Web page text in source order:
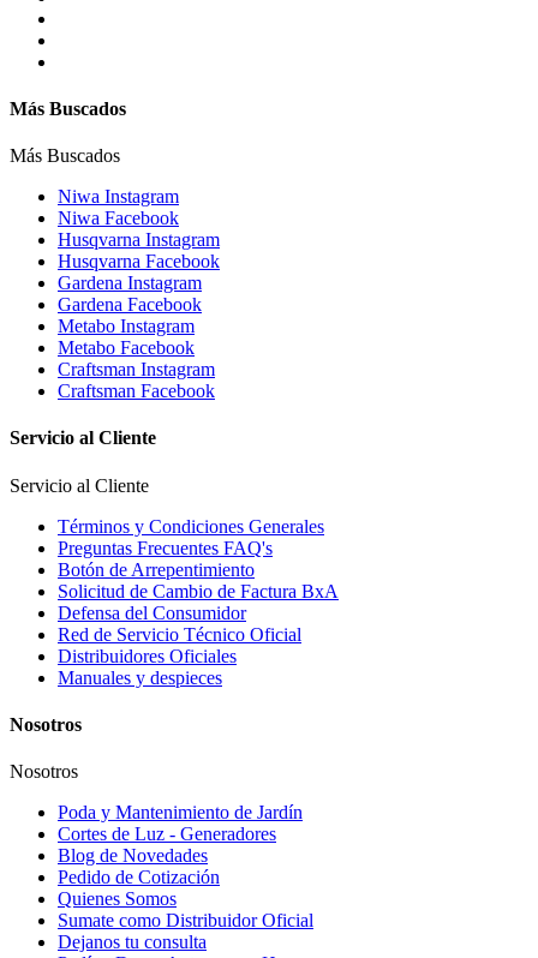
Más Buscados
Más Buscados
Niwa Instagram
Niwa Facebook
Husqvarna Instagram
Husqvarna Facebook
Gardena Instagram
Gardena Facebook
Metabo Instagram
Metabo Facebook
Craftsman Instagram
Craftsman Facebook
Servicio al Cliente
Servicio al Cliente
Términos y Condiciones Generales
Preguntas Frecuentes FAQ's
Botón de Arrepentimiento
Solicitud de Cambio de Factura BxA
Defensa del Consumidor
Red de Servicio Técnico Oficial
Distribuidores Oficiales
Manuales y despieces
Nosotros
Nosotros
Poda y Mantenimiento de Jardín
Cortes de Luz - Generadores
Blog de Novedades
Pedido de Cotización
Quienes Somos
Sumate como Distribuidor Oficial
Dejanos tu consulta